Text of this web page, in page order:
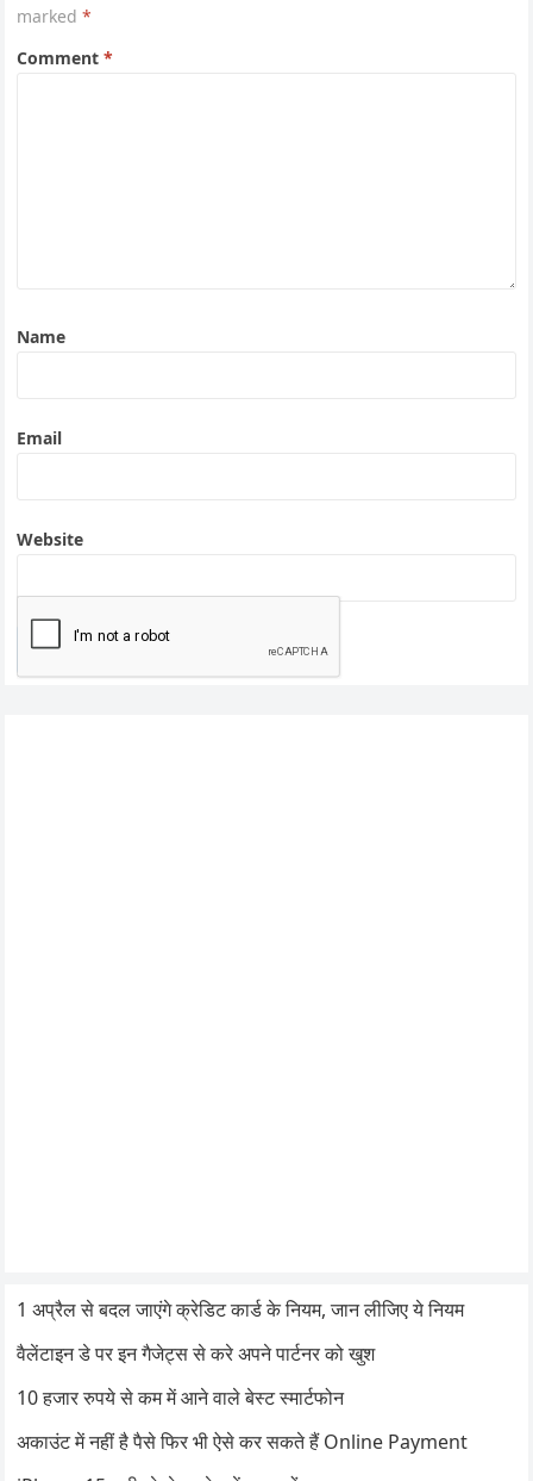
marked*
Comment*
Name
Email
Website
1 अप्रैल से बदल जाएंगे क्रेडिट कार्ड के नियम, जान लीजिए ये नियम
वैलेंटाइन डे पर इन गैजेट्स से करे अपने पार्टनर को खुश
10 हजार रुपये से कम में आने वाले बेस्ट स्मार्टफोन
अकाउंट में नहीं है पैसे फिर भी ऐसे कर सकते हैं Online Payment